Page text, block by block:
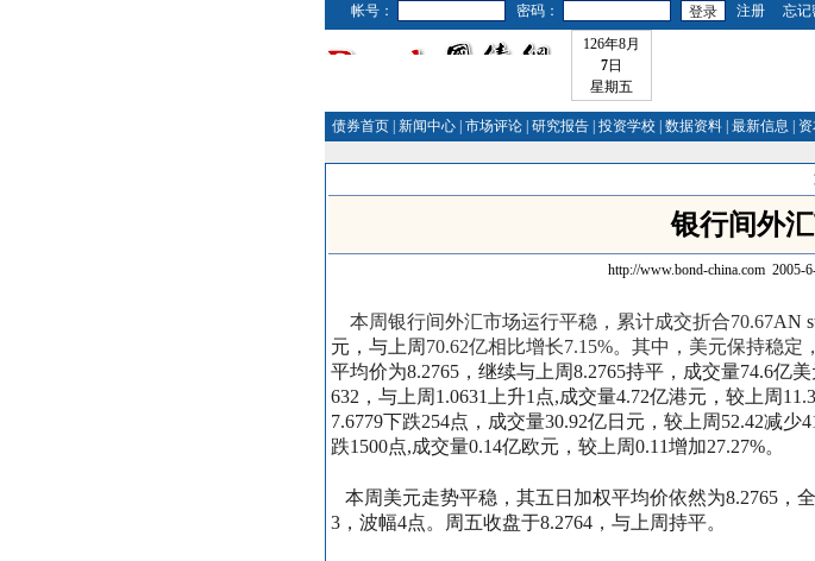
帐号： 密码： 注册 忘记
126年8月
7日
星期五
债券首页 新闻中心 市场评论 研究报告 投资学校 数据资料 最新信息
银行间外
http://www.bond-china.com2005-
本周银行间外汇市场运行平稳，累计成交折合70.67AN
元，与上周 70.62亿相比增长7.15%。其中，美元保持稳定
平均价为8.2765，继续与上周8.2765持平，成交量74.6亿美
632 ，与上周 1.0631 上升1 点,成交量4.72亿港元，较上周
7.6779下跌254点，成交量30.92亿日元，较上周 52.42减少
跌1500点,成交量0.14亿欧元，较上周0.11增加27.27%。
本周美元走势平稳，其五日加权平均价依然为8.2765，
3，波幅4点。周五收盘于8.2764，与上周持平。